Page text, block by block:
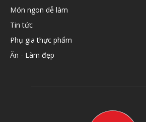
Món ngon dễ làm
Tin tức
Phụ gia thực phẩm
Ăn - Làm đẹp